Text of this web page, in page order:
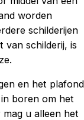
worden
schilderijen
van schilderij, is
en het plafond
boren om het
u alleen het